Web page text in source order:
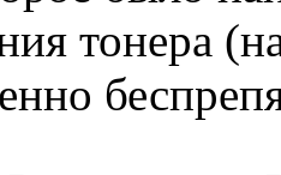
тонера